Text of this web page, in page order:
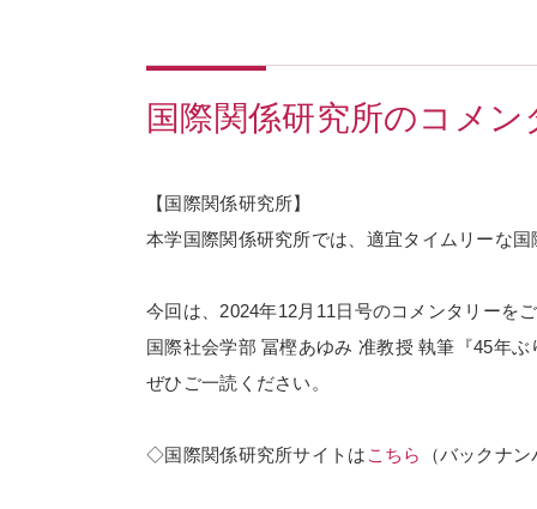
国際関係研究所のコメ
【国際関係研究所】
本学国際関係研究所では、適宜タイムリーな
今回は、2024年12月11日号のコメンタリーを
国際社会学部 冨樫あゆみ 准教授 執筆『45年
ぜひご一読ください。
◇国際関係研究所サイトは こちら （バックナ